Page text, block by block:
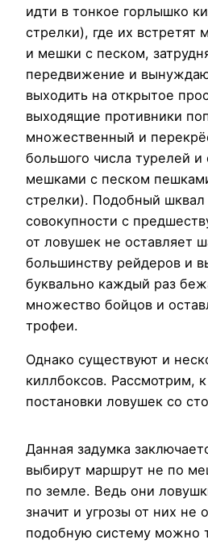
идти в тонкое горлышко
стрелки), где их
и мешки с песком,
передвижение и
выходить на открытое
выходящие противники
множественный и
большого числа турелей
мешками с песком
стрелки). Подобный шквал
совокупности с
от ловушек не оставляет
большинству рейдеров и
буквально каждый раз
множество бойцов и
трофеи.
Однако существуют и
киллбоксов. Рассмотрим,
постановки ловушек со
Данная задумка
выбирут маршрут не по
по земле. Ведь они
значит и угрозы от них не
подобную систему можно